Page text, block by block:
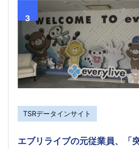
3
TSRデータインサイト
エブリライブの元従業員、「